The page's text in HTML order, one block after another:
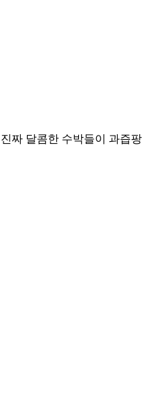
짜 달콤한 수박들이 과즙